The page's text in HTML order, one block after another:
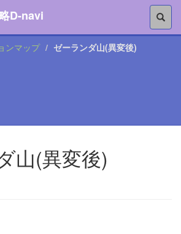
D-navi
ンマップ ゼーランダ山(異変後)
山(異変後)